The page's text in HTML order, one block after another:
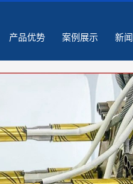
产品优势 案例展示 新